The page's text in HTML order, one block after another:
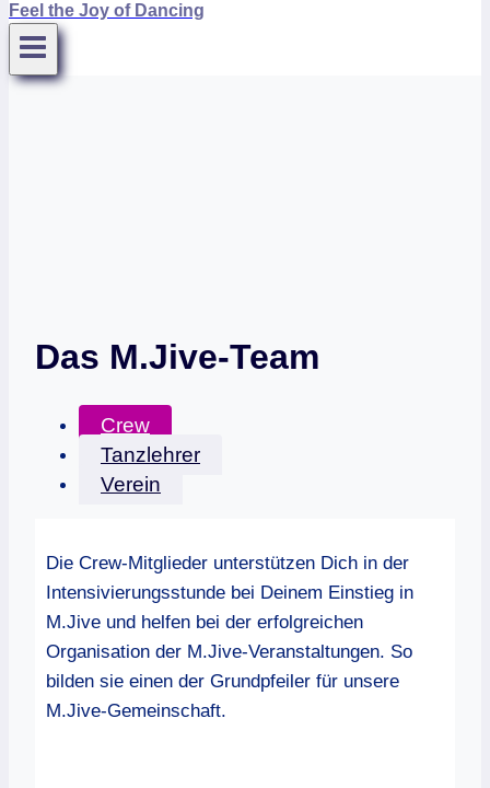
Feel the Joy of Dancing
Das M.Jive-Team
Crew
Tanzlehrer
Verein
Die Crew-Mitglieder unterstützen Dich in der
Intensivierungsstunde bei Deinem Einstieg in
M.Jive und helfen bei der erfolgreichen
Organisation der M.Jive-Veranstaltungen. So
bilden sie einen der Grundpfeiler für unsere
M.Jive-Gemeinschaft.